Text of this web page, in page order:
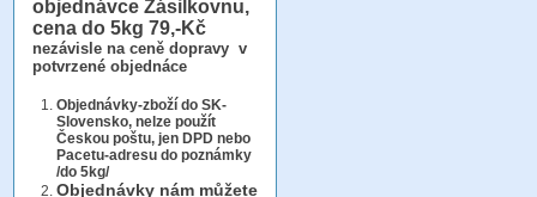
objednávce Zásilkovnu,
cena do 5kg 79,-Kč
nezávisle na ceně dopravy v
potvrzené objednáce
Objednávky-zboží do SK-
Slovensko, nelze použít
Českou poštu, jen DPD nebo
Pacetu-adresu do poznámky
/do 5kg/
Objednávky nám můžete